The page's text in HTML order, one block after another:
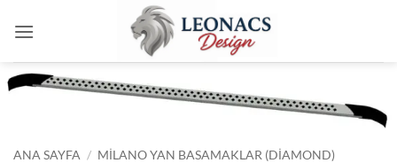
atla
ANA SAYFA / MILANO YAN BASAMAKLAR (DIAMOND)